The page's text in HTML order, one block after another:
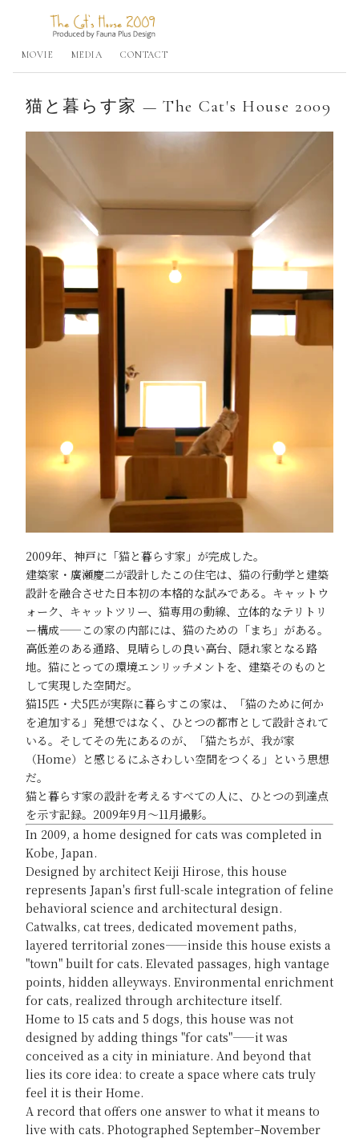
MOVIE MEDIA CONTACT
猫と暮らす家 — The Cat's House 2009
2009年、神戸に「猫と暮らす家」が完成した。
建築家・廣瀬慶二が設計したこの住宅は、猫の行動学と建築
設計を融合させた日本初の本格的な試みである。キャットウ
ォーク、キャットツリー、猫専用の動線、立体的なテリトリ
ー構成——この家の内部には、猫のための「まち」がある。
高低差のある通路、見晴らしの良い高台、隠れ家となる路
地。猫にとっての環境エンリッチメントを、建築そのものと
して実現した空間だ。
猫15匹・犬5匹が実際に暮らすこの家は、「猫のために何か
を追加する」発想ではなく、ひとつの都市として設計されて
いる。そしてその先にあるのが、「猫たちが、我が家
（Home）と感じるにふさわしい空間をつくる」という思想
だ。
猫と暮らす家の設計を考えるすべての人に、ひとつの到達点
を示す記録。2009年9月〜11月撮影。
In 2009, a home designed for cats was completed in
Kobe, Japan.
Designed by architect Keiji Hirose, this house
represents Japan's first full-scale integration of feline
behavioral science and architectural design.
Catwalks, cat trees, dedicated movement paths,
layered territorial zones——inside this house exists a
"town" built for cats. Elevated passages, high vantage
points, hidden alleyways. Environmental enrichment
for cats, realized through architecture itself.
Home to 15 cats and 5 dogs, this house was not
designed by adding things "for cats"——it was
conceived as a city in miniature. And beyond that
lies its core idea: to create a space where cats truly
feel it is their Home.
A record that offers one answer to what it means to
live with cats. Photographed September–November